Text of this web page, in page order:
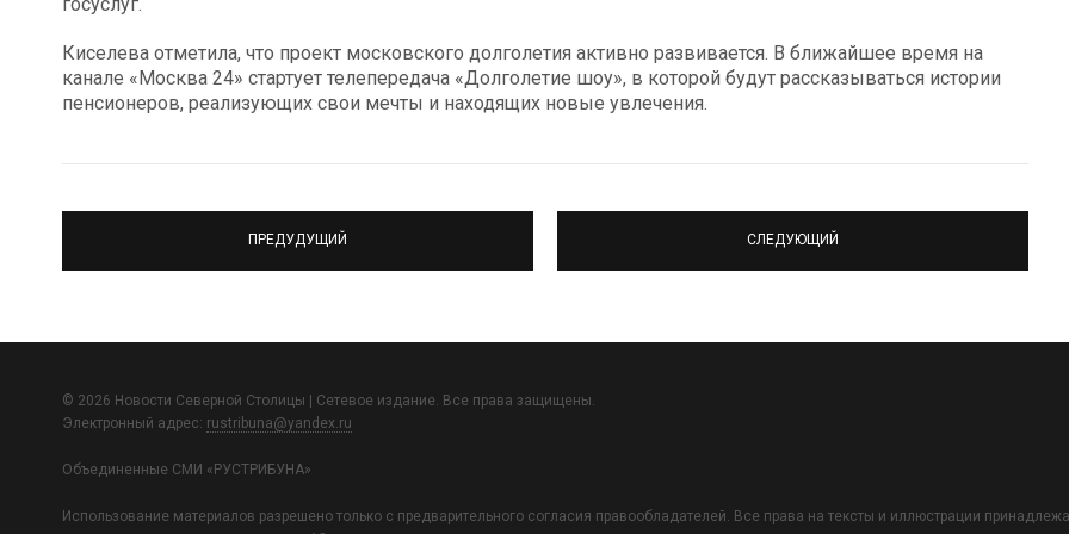
Киселева отметила, что проект московского долголетия активно развивается. В ближайшее время на
канале «Москва 24» стартует телепередача «Долголетие шоу», в которой будут рассказываться истории
пенсионеров, реализующих свои мечты и находящих новые увлечения.
ПРЕДУДУЩИЙ СЛЕДУЮЩИЙ
© 2026 Новости Северной Столицы | Сетевое издание. Все права защищены.
Электронный адрес: rustribuna@yandex.ru
Объединенные СМИ «РУСТРИБУНА»
Использование материалов разрешено только с предварительного согласия правообладателей. Все права на тексты и иллюстрации